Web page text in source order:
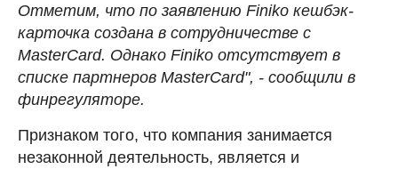
Отметим, что по заявлению Finiko кешбэк-
карточка создана в сотрудничестве с
MasterCard. Однако Finiko отсутствует в
списке партнеров MasterCard", - сообщили в
финрегуляторе.
Признаком того, что компания занимается
незаконной деятельность, является и